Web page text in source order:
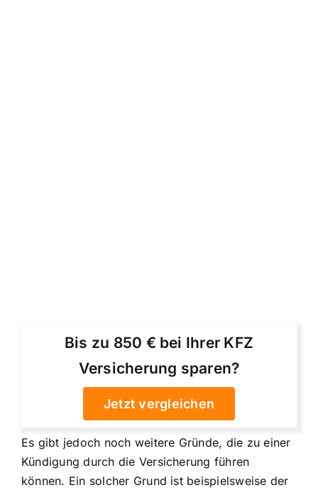
Bis zu 850 € bei Ihrer KFZ
Versicherung sparen?
Jetzt vergleichen
Es gibt jedoch noch weitere Gründe, die zu einer
Kündigung durch die Versicherung führen
können. Ein solcher Grund ist beispielsweise der